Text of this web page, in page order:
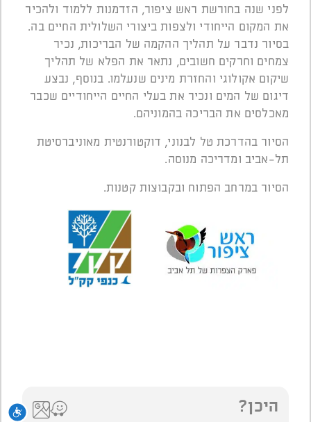
לפני שנה בחורשת ראש ציפור, הזדמנות ללמוד ולהכיר
את המקום הייחודי ולצפות ביצורי השלולית החיים בה.
בסיור נדבר על תהליך ההקמה של הבריכות, נכיר
צמחים וחרקים חשובים, נתאר את הפלא של תהליך
שיקום אקולוגי והחזרת מינים שנעלמו. בנוסף, נבצע
דיגום של המים ונכיר את בעלי החיים הייחודיים שכבר
מאכלסים את הבריכה בהמוניהם.
הסיור בהדרכת טל לבנוני, דוקטורנטית מאוניברסיטת
תל-אביב ומדריכה מנוסה.
הסיור במרחב הפתוח ובקבוצות קטנות.
היכן?